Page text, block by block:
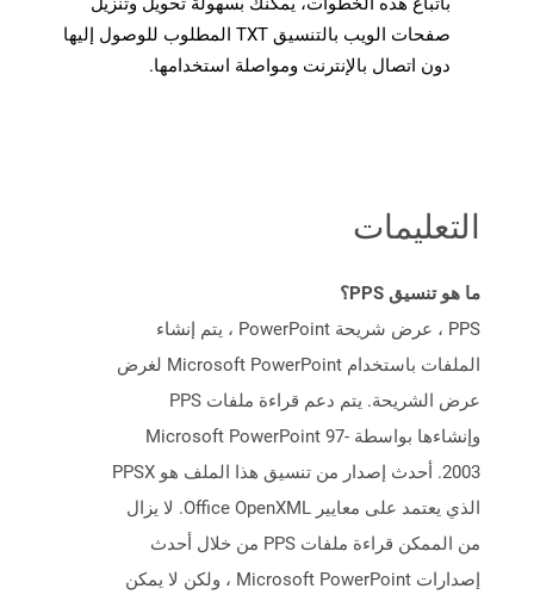
صفحات الويب بالتنسيق TXT المطلوب للوصول إليها
دون اتصال بالإنترنت ومواصلة استخدامها.
التعليمات
ما هو تنسيق PPS؟
PPS ، عرض شريحة PowerPoint ، يتم إنشاء
الملفات باستخدام Microsoft PowerPoint لغرض
عرض الشريحة. يتم دعم قراءة ملفات PPS
وإنشاءها بواسطة Microsoft PowerPoint 97-
2003. أحدث إصدار من تنسيق هذا الملف هو PPSX
الذي يعتمد على معايير Office OpenXML. لا يزال
من الممكن قراءة ملفات PPS من خلال أحدث
إصدارات Microsoft PowerPoint ، ولكن لا يمكن